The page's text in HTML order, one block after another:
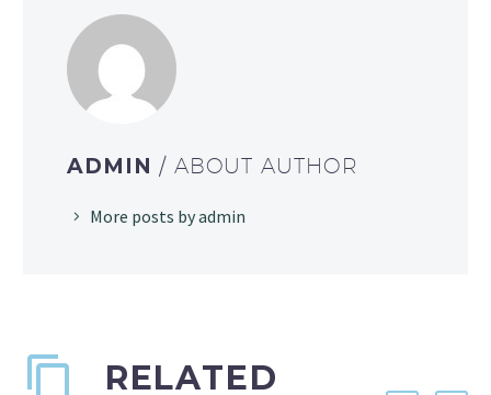
ADMIN / ABOUT AUTHOR
More posts by admin
RELATED